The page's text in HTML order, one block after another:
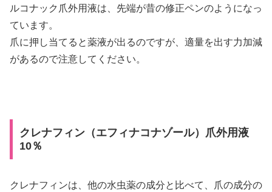
ルコナック爪外用液は、先端が昔の修正ペンのようになっ
ています。
爪に押し当てると薬液が出るのですが、適量を出す力加減
があるので注意してください。
クレナフィン（エフィナコナゾール）爪外用液
10％
クレナフィンは、他の水虫薬の成分と比べて、爪の成分の